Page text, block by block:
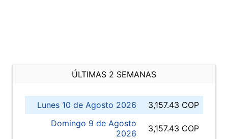
ÚLTIMAS 2 SEMANAS
Lunes 10 de Agosto 2026
3,157.43 COP
Domingo 9 de Agosto
2026
3,157.43 COP